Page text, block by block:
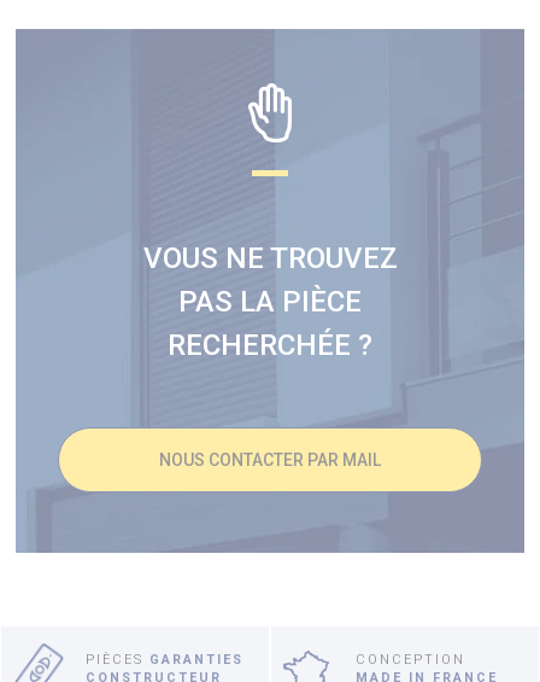
VOUS NE TROUVEZ
PAS LA PIÈCE
RECHERCHÉE ?
NOUS CONTACTER PAR MAIL
PIÈCES GARANTIES
CONSTRUCTEUR
CONCEPTION
MADE IN FRANCE